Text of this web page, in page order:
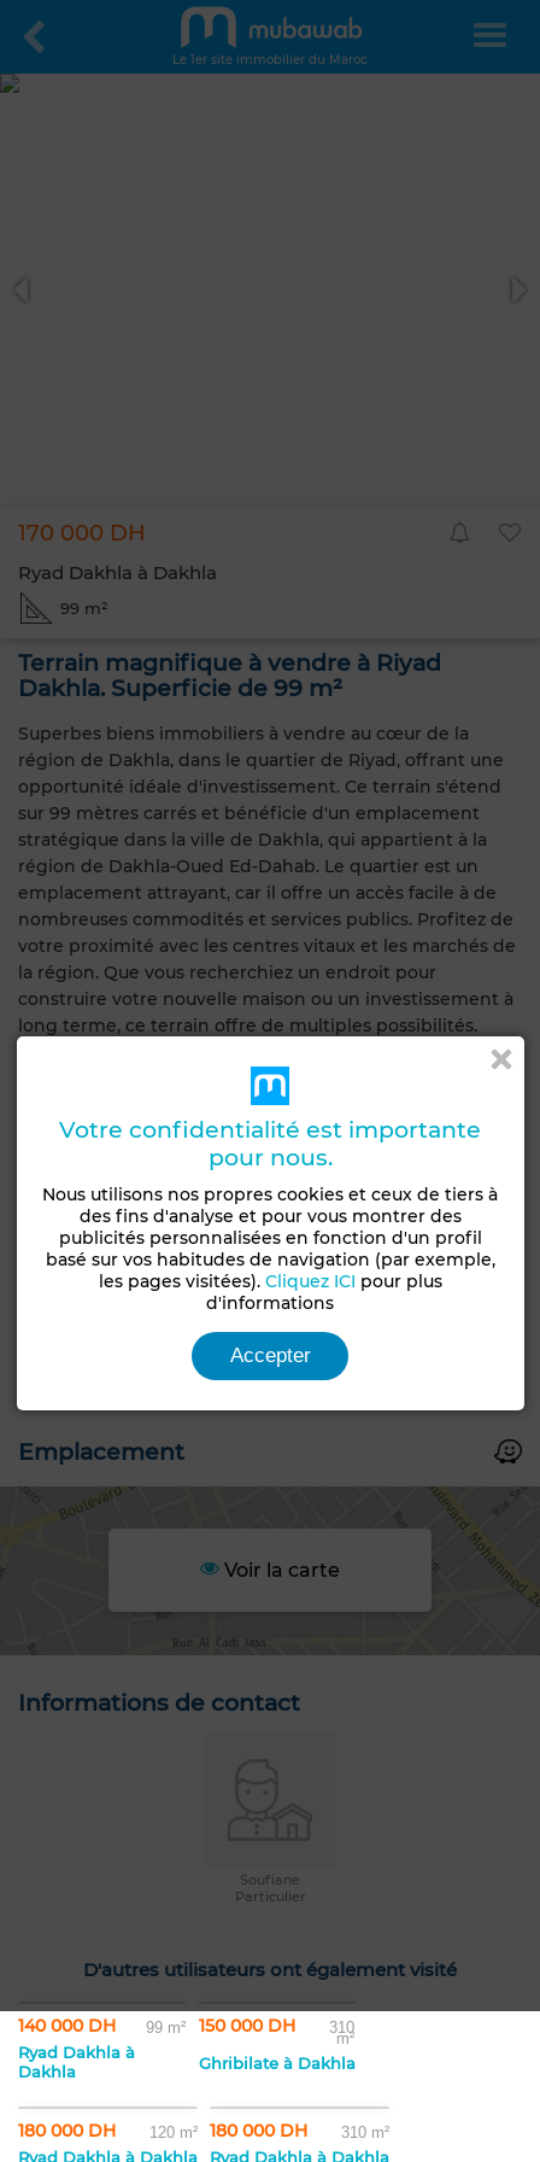
Le 1er site immobilier du Maroc
170 000 DH
Ryad Dakhla à Dakhla
99 m²
Terrain magnifique à vendre à Riyad
Dakhla. Superficie de 99 m²
Superbes biens immobiliers à vendre au cœur de la
région de Dakhla, dans le quartier de Riyad, offrant une
opportunité idéale d'investissement. Ce terrain s'étend
sur 99 mètres carrés et bénéficie d'un emplacement
stratégique dans la ville de Dakhla, qui appartient à la
région de Dakhla-Oued Ed-Dahab. Le quartier est un
emplacement attrayant, car il offre un accès facile à de
nombreuses commodités et services publics. Profitez de
votre proximité avec les centres vitaux et les marchés de
la région. Que vous recherchiez un endroit pour
construire votre nouvelle maison ou un investissement à
long terme, ce terrain offre de multiples possibilités.
L'opportunité est à un prix compétitif et ne doit pas être
manquée pour les acheteurs intéressés par un site futur
prometteur comme celui-ci.
Caractéristiques générales
Type de bien
Terrain
Type de terrain
Commercial
Constructibilité Livraison
Titré
Emplacement
Voir la carte
Informations de contact
Soufiane
Particulier
D'autres utilisateurs ont également visité
140 000 DH 99 m²
Ryad Dakhla à
Dakhla
150 000 DH 310
m²
Ghribilate à Dakhla
180 000 DH 120 m²
Ryad Dakhla à Dakhla
180 000 DH 310 m²
Ryad Dakhla à Dakhla
Votre confidentialité est importante
pour nous.
Nous utilisons nos propres cookies et ceux de tiers à
des fins d'analyse et pour vous montrer des
publicités personnalisées en fonction d'un profil
basé sur vos habitudes de navigation (par exemple,
les pages visitées). Cliquez ICI pour plus
d'informations
Accepter